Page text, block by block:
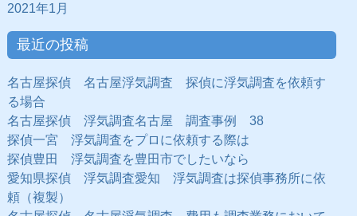
2021年1月
最近の投稿
名古屋探偵 名古屋浮気調査 探偵に浮気調査を依頼す
る場合
名古屋探偵 浮気調査名古屋 調査事例 38
探偵一宮 浮気調査をプロに依頼する際は
探偵豊田 浮気調査を豊田市でしたいなら
愛知県探偵 浮気調査愛知 浮気調査は探偵事務所に依
頼（複製）